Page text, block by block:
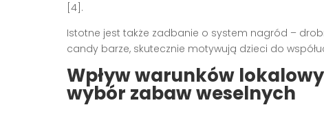
[4].
Istotne jest także zadbanie o system nagród –
candy barze, skutecznie motywują dzieci do
Wpływ warunków
wybór zabaw weselnych